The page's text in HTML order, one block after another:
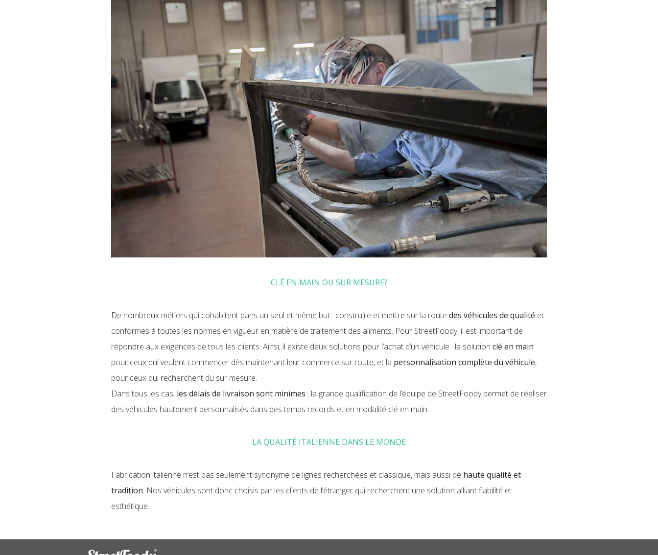
CLÉ EN MAIN OU SUR MESURE?
De nombreux métiers qui cohabitent dans un seul et même but : construire et mettre sur la route des véhicules de qualité et
conformes à toutes les normes en vigueur en matière de traitement des aliments. Pour StreetFoody, il est important de
répondre aux exigences de tous les clients. Ainsi, il existe deux solutions pour l’achat d’un véhicule : la solution clé en main
pour ceux qui veulent commencer dès maintenant leur commerce sur route, et la personnalisation complète du véhicule,
pour ceux qui recherchent du sur mesure.
Dans tous les cas, les délais de livraison sont minimes : la grande qualification de l’équipe de StreetFoody permet de réaliser
des véhicules hautement personnalisés dans des temps records et en modalité clé en main.
LA QUALITÉ ITALIENNE DANS LE MONDE
Fabrication italienne n’est pas seulement synonyme de lignes recherchées et classique, mais aussi de haute qualité et
tradition. Nos véhicules sont donc choisis par les clients de l’étranger qui recherchent une solution alliant fiabilité et
esthétique.